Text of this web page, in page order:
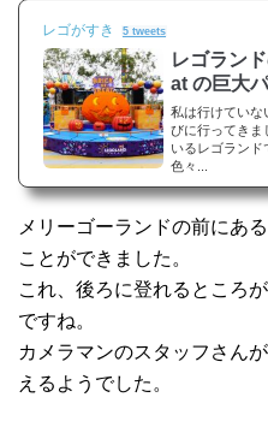
レゴがすき 5 tweets
レゴラン
at の巨大
私は行けていな
びに行ってき
いるレゴラン
色々...
メリーゴーランドの前にあ
ことができました。
これ、後ろに登れるところ
ですね。
カメラマンのスタッフさん
えるようでした。